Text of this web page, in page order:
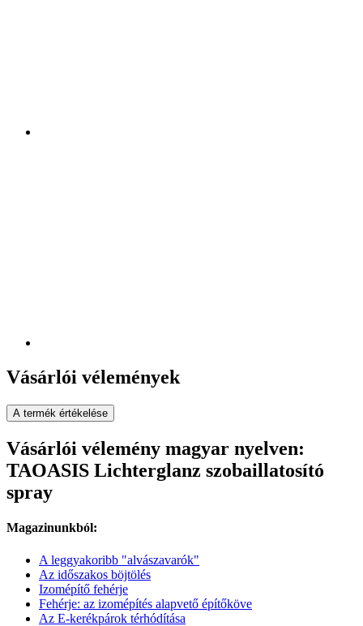
Vásárlói vélemények
A termék értékelése
Vásárlói vélemény magyar nyelven:
TAOASIS Lichterglanz szobaillatosító
spray
Magazinunkból:
A leggyakoribb "alvászavarók"
Az időszakos böjtölés
Izomépítő fehérje
Fehérje: az izomépítés alapvető építőköve
Az E-kerékpárok térhódítása